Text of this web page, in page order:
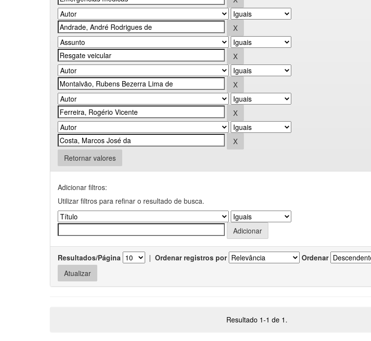
Retornar valores
Adicionar filtros:
Utilizar filtros para refinar o resultado de busca.
Resultados/Página | Ordenar registros por Ordenar
Resultado 1-1 de 1.